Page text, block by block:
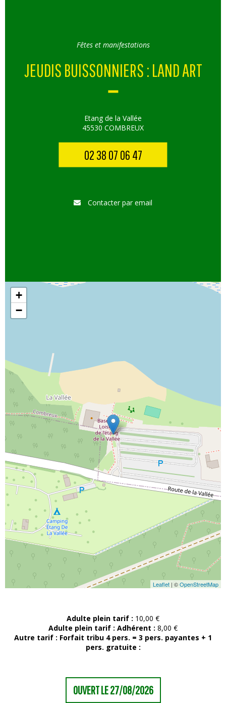
Fêtes et manifestations
JEUDIS BUISSONNIERS : LAND ART
Etang de la Vallée
45530 COMBREUX
02 38 07 06 47
Contacter par email
+
−
Leaflet | ©OpenStreetMap
Adulte plein tarif : 10,00 €
Adulte plein tarif : Adhérent : 8,00 €
Autre tarif : Forfait tribu 4 pers. = 3 pers. payantes + 1
pers. gratuite :
OUVERT LE 27/08/2026